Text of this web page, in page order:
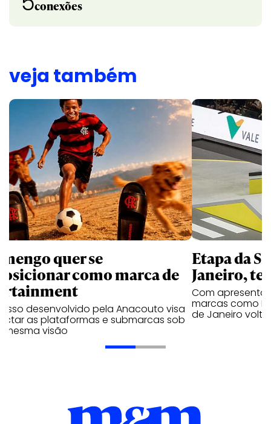
conexões
veja também
quer se
como marca de
desenvolvido pela Anacouto visa
as plataformas e submarcas sob
mesma visão
Etapa da
Janeiro,
Com
marcas como
de Janeiro